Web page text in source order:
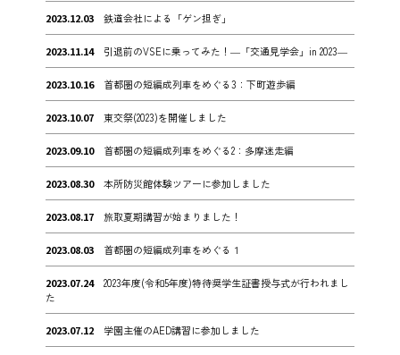
2023.12.03 鉄道会社による「ゲン担ぎ」
2023.11.14 引退前のVSEに乗ってみた！―「交通見学会」in 2023―
2023.10.16 首都圏の短編成列車をめぐる3：下町遊歩編
2023.10.07 東交祭(2023)を開催しました
2023.09.10 首都圏の短編成列車をめぐる2：多摩迷走編
2023.08.30 本所防災館体験ツアーに参加しました
2023.08.17 旅取夏期講習が始まりました！
2023.08.03 首都圏の短編成列車をめぐる１
2023.07.24
2023年度(令和5年度)特待奨学生証書授与式が行われまし
た
2023.07.12 学園主催のAED講習に参加しました